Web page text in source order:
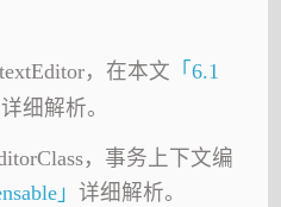
，在本文 「6.1
详细解析。
，事务上下文编
」 详细解析。